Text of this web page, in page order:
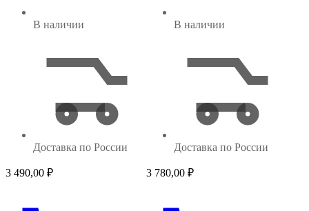
В наличии
Доставка по России
3 490,00 ₽
В наличии
Доставка по России
3 780,00 ₽